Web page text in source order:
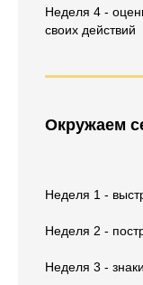
Неделя 4 -
своих действий
Окружаем
Неделя 1 -
Неделя 2 -
Неделя 3 -